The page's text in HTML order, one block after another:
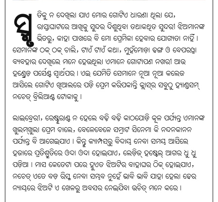
ସ୍ମୃ ତିକୁ ନ ଦେଖିଲା ଯାଏ ମୋର ଗୋଟିଏ ଧାରଣା ଥିଲା ଯେ,
ରାସ୍ତାଘାଟରେ ଆଖିକୁ ସୁନ୍ଦର ଦିଶୁଥିବା ତଥାକଥିତ ସୁନ୍ଦରୀ ଝିଅମାନଙ୍କ
ଭିତରୁ, କାହା ପାଖରେ ବି ମୋ ପ୍ରେମିକା ହେବାର ଯୋଗ୍ୟତା ନାହିଁ।
ସେମାନଙ୍କ ଠକ୍‌ ଠକ୍‌ ଚାଲି, ଟାଏଁ ଟାଏଁ କଥା, ମୁହଁମୋଡ଼ା ଢଙ୍ଗ ଓ ବେପରୱା
ବ୍ୟବହାର ଦେଖିଲେ ମନେ ହେଉଥିଲା ଏମାନେ ଗୋଟାପଣ ନଖରୀ ଆଉ
ହଣ୍ଡ୍ରେଡ଼ ପର୍ସେଣ୍ଟ ସ୍ବାର୍ଥପର। ଏଇ ଯେମିତି ସେମାନେ ନୂଆ ନୂଆ କଲେଜ
ଆସିଲେ ଗୋଟିଏ ଖିଆଲରେ ପଡ଼ି ପ୍ରେମ କରିପକାନ୍ତି କ୍ଲାସ୍‌ର ସବୁଠୁ ହ୍ୟାଣ୍ଡସମ୍‌
ନଚେତ୍‌ ବ୍ରିଲିଆଣ୍ଟ ଟୋକାକୁ।
ଲାଇବ୍ରେରୀ, ରେଷ୍ଟୁରାଣ୍ଟ ନ ହେଲେ ବଢ଼ି ବଢ଼ି କାଠଯୋଡ଼ି କୂଳ ପର୍ଯ୍ୟନ୍ତ ଏମାନଙ୍କ
ଖୁଲମ୍‌ଖୁଲା ପ୍ରେମ ଚାଲେ, ବେଳେବେଳେ ସମ୍ରାଟ ସିନେମା କି ନନ୍ଦନକାନନ
ପର୍ଯ୍ୟନ୍ତ ବି ଆଗେଇଯାଏ। କିନ୍ତୁ କ୍ୟାମ୍ପସ୍‌ରୁ ବିଦାୟ ନେବା ସମୟ ଆସିଲେ
ହଜାରେ ପ୍ରତିଶ୍ରୁତିରେ ଓଦା ଓଦା ହୋଇଯାଏ, ଲେଡ଼ିଜ୍‌ ହଷ୍ଟେଲ୍‌ ଆଗର ଧୁ ଧୁ
ପଡ଼ିଆ। ମାସ କେତେଟା ପରେ ହୁଏତ ଝିଅଟିର ବାହାଘର ଠିକ୍‌ ହୋଇଯାଏ,
ନଚେତ୍‌ ଏତେ ବଡ଼ ରିସ୍କ ନେବା ସମ୍ଭବ ନୁହେଁ ଭାବି ଭାବି ଯାହା ହେଲା ଢେର
ନ୍ୟାୟରେ ଝିଅଟି ଏ ଖେଳରୁ ଅବସର ନେଇଯିବା ଉଚିତ୍‌ ମନେ କରେ।